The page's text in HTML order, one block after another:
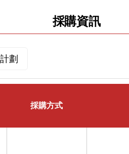
採購資訊
劃
採購方式